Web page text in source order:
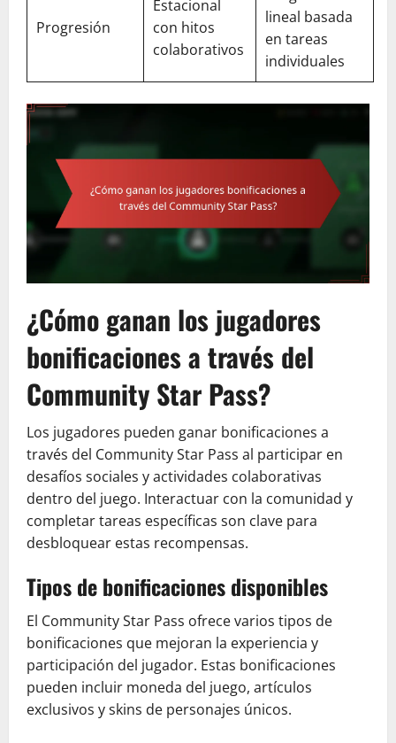
Progresión
Estacional
con hitos
colaborativos
lineal basada
en tareas
individuales
¿Cómo ganan los jugadores
bonificaciones a través del
Community Star Pass?
Los jugadores pueden ganar bonificaciones a
través del Community Star Pass al participar en
desafíos sociales y actividades colaborativas
dentro del juego. Interactuar con la comunidad y
completar tareas específicas son clave para
desbloquear estas recompensas.
Tipos de bonificaciones disponibles
El Community Star Pass ofrece varios tipos de
bonificaciones que mejoran la experiencia y
participación del jugador. Estas bonificaciones
pueden incluir moneda del juego, artículos
exclusivos y skins de personajes únicos.